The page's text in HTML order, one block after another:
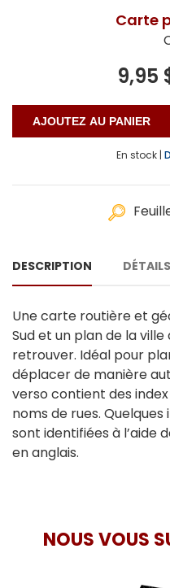
Carte
9,95
En stock |
DESCRIPTION DÉTAILS
Une carte routière et
Sud et un plan de la
retrouver. Idéal pour
déplacer de manière
verso contient des
noms de rues.
sont identifiées à l’aide
en anglais.
NOUS VOUS